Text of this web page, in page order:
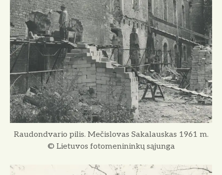
Raudondvario pilis. Mečislovas Sakalauskas 1961 m.
© Lietuvos fotomenininkų sąjunga